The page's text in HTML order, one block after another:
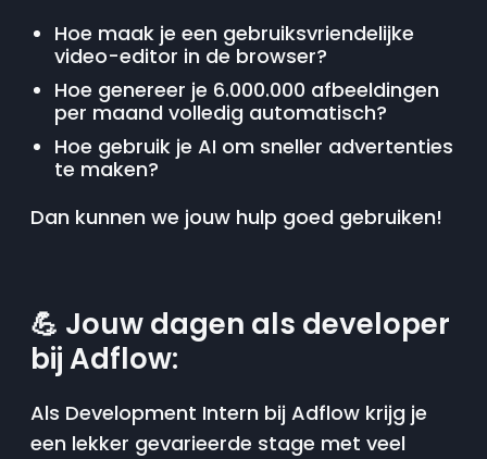
Hoe maak je een gebruiksvriendelijke
video-editor in de browser?
Hoe genereer je 6.000.000 afbeeldingen
per maand volledig automatisch?
Hoe gebruik je AI om sneller advertenties
te maken?
Dan kunnen we jouw hulp goed gebruiken!
💪 Jouw dagen als developer
bij Adflow:
Als Development Intern bij Adflow krijg je
een lekker gevarieerde stage met veel